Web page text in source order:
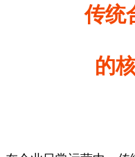
传统
的